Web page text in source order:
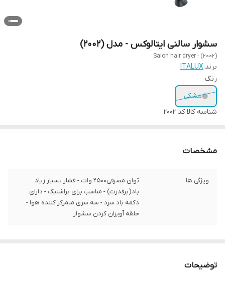
سشوار سالنی ایتالوکس - مدل (2002)
Salon hair dryer - (2002)
برند:ITALUX
رنگ
مشکی
شناسه کالاکد 2002
مشخصات
ویژگی ها
توان مصرفی۲۵۰۰ وات - فشار بسیار زیاد
باد(پرقدرت) - مناسب برای براشنیگ - دارای
دکمه باد سرد - سه سری متمرکز کننده هوا -
حلقه آویزان کردن سشوار
توضیحات